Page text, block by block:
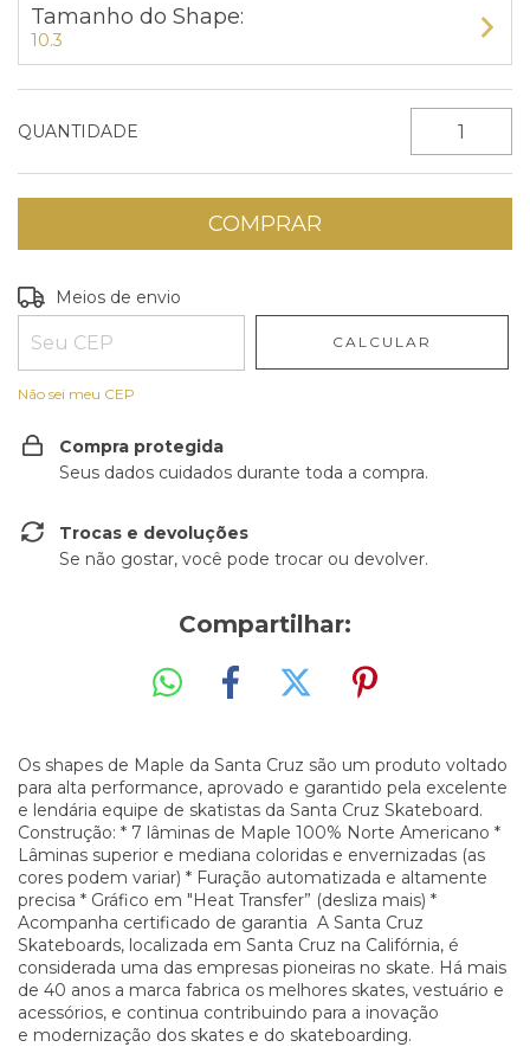
Tamanho do Shape:
10.3
QUANTIDADE
Entregas para o CEP:
Meios de envio
CALCULAR
Não sei meu CEP
Compra protegida
Seus dados cuidados durante toda a compra.
Trocas e devoluções
Se não gostar, você pode trocar ou devolver.
Compartilhar:
Os shapes de Maple da Santa Cruz são um produto voltado
para alta performance, aprovado e garantido pela excelente
e lendária equipe de skatistas da Santa Cruz Skateboard.
Construção: * 7 lâminas de Maple 100% Norte Americano *
Lâminas superior e mediana coloridas e envernizadas (as
cores podem variar) * Furação automatizada e altamente
precisa * Gráfico em "Heat Transfer” (desliza mais) *
Acompanha certificado de garantia A Santa Cruz
Skateboards, localizada em Santa Cruz na Califórnia, é
considerada uma das empresas pioneiras no skate. Há mais
de 40 anos a marca fabrica os melhores skates, vestuário e
acessórios, e continua contribuindo para a inovação
e modernização dos skates e do skateboarding.